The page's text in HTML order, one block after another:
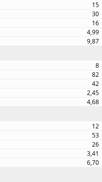
15
30
16
4,99
9,87
8
82
42
2,45
4,68
12
53
26
3,41
6,70